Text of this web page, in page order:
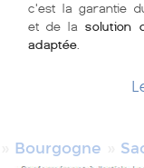
c'est la garantie
et de la solution
adaptée
Bourgogne